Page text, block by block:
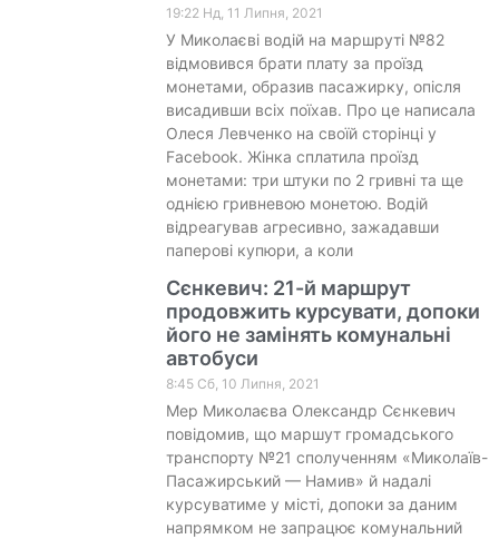
19:22 Нд, 11 Липня, 2021
У Миколаєві водій на маршруті №82
відмовився брати плату за проїзд
монетами, образив пасажирку, опісля
висадивши всіх поїхав. Про це написала
Олеся Левченко на своїй сторінці у
Facebook. Жінка сплатила проїзд
монетами: три штуки по 2 гривні та ще
однією гривневою монетою. Водій
відреагував агресивно, зажадавши
паперові купюри, а коли
Сєнкевич: 21-й маршрут
продовжить курсувати, допоки
його не замінять комунальні
автобуси
8:45 Сб, 10 Липня, 2021
Мер Миколаєва Олександр Сєнкевич
повідомив, що маршут громадського
транспорту №21 сполученням «Миколаїв-
Пасажирський — Намив» й надалі
курсуватиме у місті, допоки за даним
напрямком не запрацює комунальний